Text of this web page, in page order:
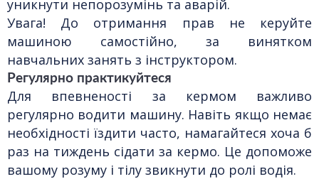
уникнути непорозумінь та аварій.
Увага! До отримання прав не керуйте
машиною самостійно, за винятком
навчальних занять з інструктором.
Регулярно практикуйтеся
Для впевненості за кермом важливо
регулярно водити машину. Навіть якщо немає
необхідності їздити часто, намагайтеся хоча б
раз на тиждень сідати за кермо. Це допоможе
вашому розуму і тілу звикнути до ролі водія.